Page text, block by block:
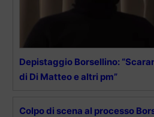
Depistaggio Borsellino:
di Di Matteo e altri pm”
Colpo di scena al processo